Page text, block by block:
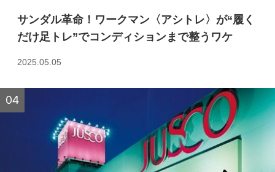
サンダル革命！ワークマン〈アシトレ〉が“履く
だけ足トレ”でコンディションまで整うワケ
2025.05.05